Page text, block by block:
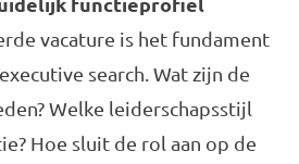
vacature is het fundament
search. Wat zijn de
Welke leiderschapsstijl
Hoe sluit de rol aan op de